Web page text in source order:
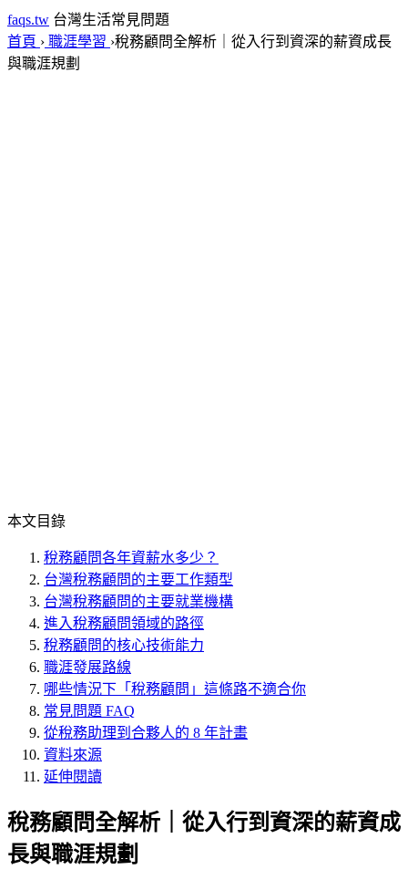
faqs.tw 台灣生活常見問題
首頁 › 職涯學習 ›稅務顧問全解析｜從入行到資深的薪資成長
與職涯規劃
本文目錄
稅務顧問各年資薪水多少？
台灣稅務顧問的主要工作類型
台灣稅務顧問的主要就業機構
進入稅務顧問領域的路徑
稅務顧問的核心技術能力
職涯發展路線
哪些情況下「稅務顧問」這條路不適合你
常見問題 FAQ
從稅務助理到合夥人的 8 年計畫
資料來源
延伸閱讀
稅務顧問全解析｜從入行到資深的薪資成
長與職涯規劃